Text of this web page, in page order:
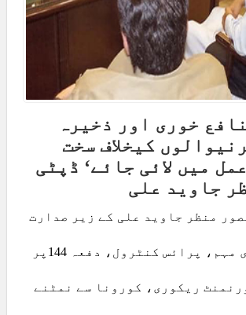
خوری اور ذخیرہ
کیخلاف سخت
میں لائی جائے‘ ڈپٹی
جاوید علی
منظر جاوید علی کے زیر صدارت
گندم خریداری مہم، پرائس کنٹرول، دفعہ 144پر
ریکوری، کورونا سے نمٹنے